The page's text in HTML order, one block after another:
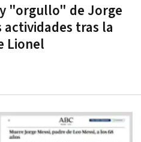
"orgullo" de Jorge
tras la
Lionel